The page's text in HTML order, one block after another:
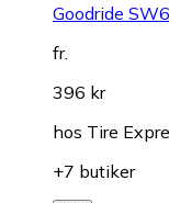
Goodride
fr.
396 kr
hos Tire
+7 butiker